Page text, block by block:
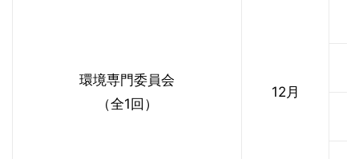
環境専門委員会
（全1回）
12月